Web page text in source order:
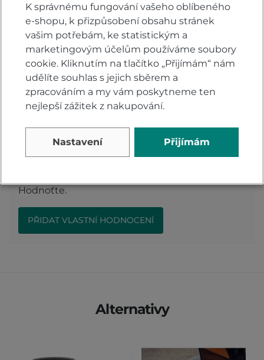
Dobrý den,
prosím zašlete nám na mail
honda@velsbike.cz tel. kontakt.
Děkuji
Honda Velsbike
Reagovat »
Hodnocení produktu
Hodnoťte.
PŘIDAT VLASTNÍ HODNOCENÍ
Alternativy
K správnému fungování vašeho oblíbeného
e-shopu, k přizpůsobení obsahu stránek
vašim potřebám, ke statistickým a
marketingovým účelům používáme soubory
cookie. Kliknutím na tlačítko „Přijímám“ nám
udělíte souhlas s jejich sběrem a
zpracováním a my vám poskytneme ten
nejlepší zážitek z nakupování.
Nastavení Přijímám